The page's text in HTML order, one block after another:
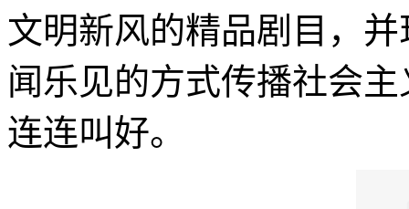
文明新风的精品剧目，
闻乐见的方式传播社会
连连叫好。